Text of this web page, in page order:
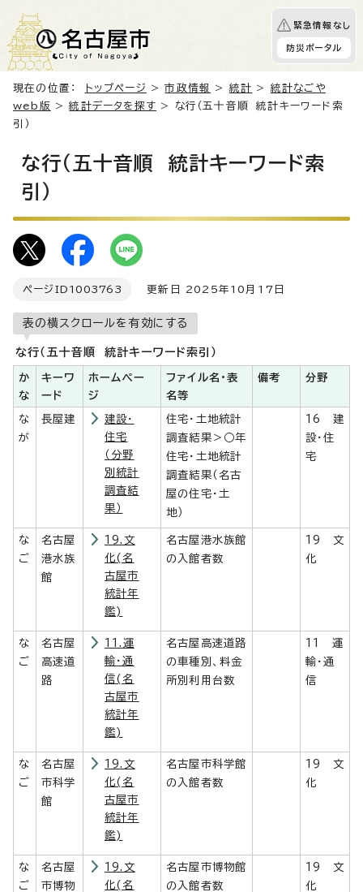
緊急情報なし
防災ポータル
現在の位置： トップページ >市政情報 > 統計 > 統計なごや
web版 >統計データを探す > な行（五十音順 統計キーワード索
引）
な行（五十音順 統計キーワード索
引）
ページID 1003763 更新日 2025年10月17日
表の横スクロールを有効にする
な行（五十音順 統計キーワード索引）
か
な
キーワ
ード
ホームペー
ジ
ファイル名・表
名等
備考 分野
な
が
長屋建
建設・
住宅
（分野
別統計
調査結
果）
住宅・土地統計
調査結果＞○年
住宅・土地統計
調査結果（名古
屋の住宅・土
地）
16 建
設・住
宅
な
ご
名古屋
港水族
館
19.文
化(名
古屋市
統計年
鑑)
名古屋港水族館
の入館者数
19 文
化
な
ご
名古屋
高速道
路
11.運
輸・通
信(名
古屋市
統計年
鑑)
名古屋高速道路
の車種別、料金
所別利用台数
11 運
輸・通
信
な
ご
名古屋
市科学
館
19.文
化(名
古屋市
統計年
鑑)
名古屋市科学館
の入館者数
19 文
化
な
ご
名古屋
市博物
19.文
化(名
名古屋市博物館
の入館者数
19 文
化